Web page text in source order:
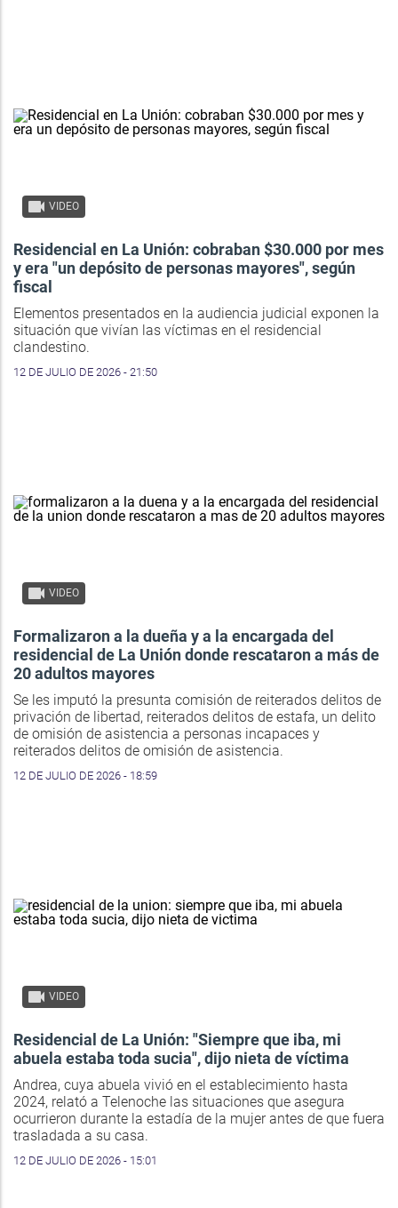
VIDEO
Residencial en La Unión: cobraban $30.000 por mes
y era "un depósito de personas mayores", según
fiscal
Elementos presentados en la audiencia judicial exponen la
situación que vivían las víctimas en el residencial
clandestino.
12 DE JULIO DE 2026 - 21:50
VIDEO
Formalizaron a la dueña y a la encargada del
residencial de La Unión donde rescataron a más de
20 adultos mayores
Se les imputó la presunta comisión de reiterados delitos de
privación de libertad, reiterados delitos de estafa, un delito
de omisión de asistencia a personas incapaces y
reiterados delitos de omisión de asistencia.
12 DE JULIO DE 2026 - 18:59
VIDEO
Residencial de La Unión: "Siempre que iba, mi
abuela estaba toda sucia", dijo nieta de víctima
Andrea, cuya abuela vivió en el establecimiento hasta
2024, relató a Telenoche las situaciones que asegura
ocurrieron durante la estadía de la mujer antes de que fuera
trasladada a su casa.
12 DE JULIO DE 2026 - 15:01